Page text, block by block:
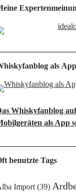
als App
Whiskyfanblog
als App
benutzte Tags
Import(39)